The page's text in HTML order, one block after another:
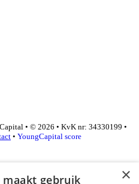
• © 2026 • KvK nr: 34330199 •
• YoungCapital score
×
maakt gebruik